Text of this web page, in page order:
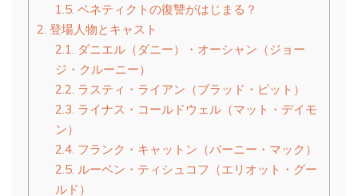
1.5. ベネティクトの復讐がはじまる？
2. 登場人物とキャスト
2.1.
ダニエル（ダニー）・オーシャン（ジョー
ジ・クルーニー）
2.2. ラスティ・ライアン（ブラッド・ピット）
2.3. ライナス・コールドウェル（マット・デイモ
ン）
2.4. フランク・キャットン（バーニー・マック）
2.5. ルーベン・ティシュコフ（エリオット・グー
ルド）